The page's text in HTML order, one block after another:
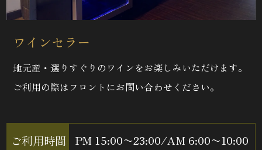
ワインセラー
地元産・選りすぐりのワインをお楽しみいただけます。
ご利用の際はフロントにお問い合わせください。
ご利用時間 PM 15:00〜23:00/AM 6:00〜10:00